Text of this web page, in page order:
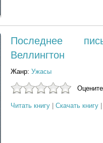
Последнее
Веллингтон
Жанр: Ужасы
Читать книгу Скачать книгу